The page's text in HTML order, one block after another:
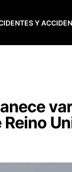
Y